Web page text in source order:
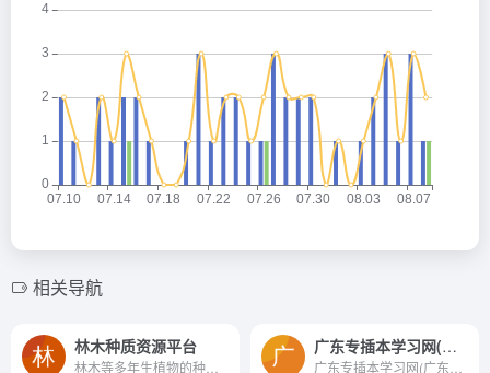
相关导航
林木种质资源平台 广东专插本学习网(广东普通专升本学习网)